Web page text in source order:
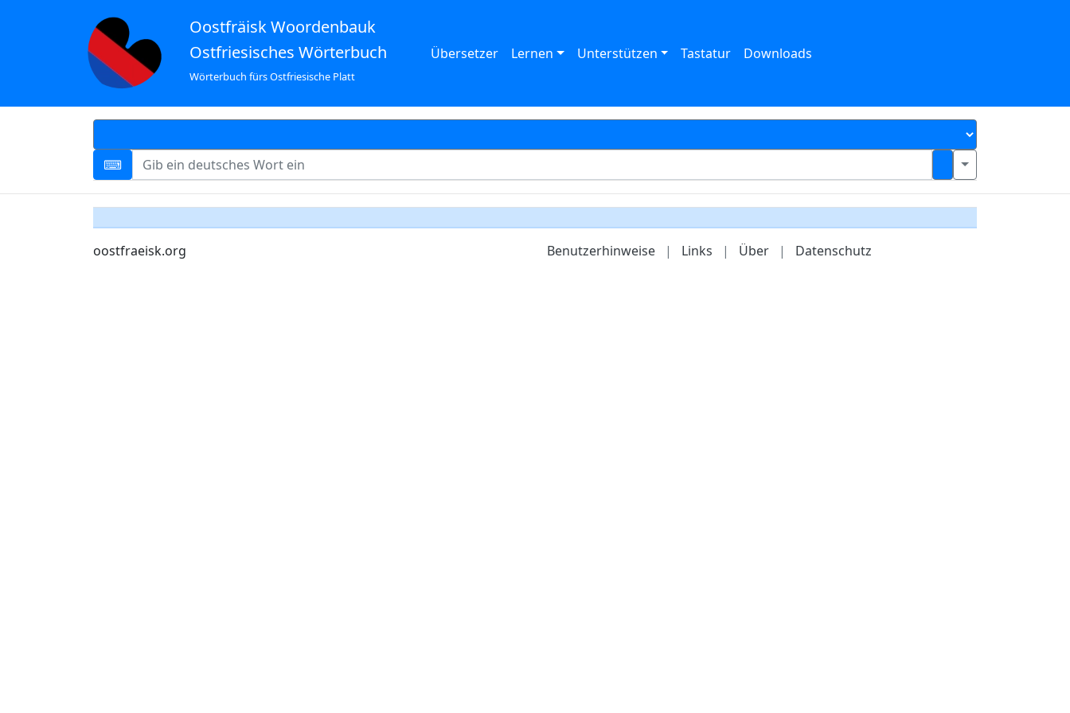
Oostfräisk Woordenbauk
Ostfriesisches Wörterbuch
Wörterbuch fürs Ostfriesische Platt
Übersetzer Lernen Unterstützen Tastatur Downloads
oostfraeisk.org Benutzerhinweise | Links | Über | Datenschutz